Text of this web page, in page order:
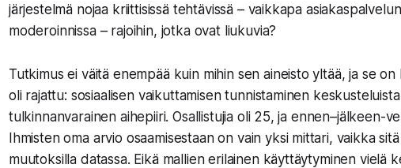
järjestelmä nojaa kriittisissä tehtävissä – vaikkapa
moderoinnissa – rajoihin, jotka ovat liukuvia?
Tutkimus ei väitä enempää kuin mihin sen aineisto yltää, ja se
oli rajattu: sosiaalisen vaikuttamisen tunnistaminen
tulkinnanvarainen aihepiiri. Osallistujia oli 25, ja ennen–jälkeen-
Ihmisten oma arvio osaamisestaan on vain yksi mittari, vaikka
muutoksilla datassa. Eikä mallien erilainen käyttäytyminen vielä